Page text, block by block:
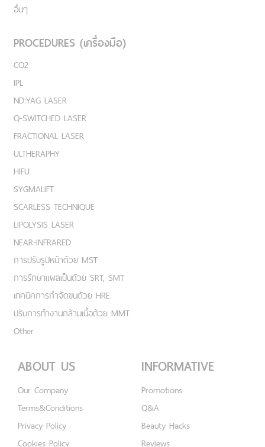
อื่นๆ
PROCEDURES (เครื่องมือ)
CO2
IPL
ND:YAG LASER
Q-SWITCHED LASER
FRACTIONAL LASER
ULTHERAPHY
HIFU
SYGMALIFT
SCARLESS TECHNIQUE
LIPOLYSIS LASER
NEAR-INFRARED
การปรับรูปหน้าด้วย MST
การรักษาแผลเป็นด้วย SRT, SMT
เทคนิคการกำจัดขนด้วย HRE
ปรับการทำงานกล้ามเนื้อด้วย MMT
Other
ABOUT US
Our Company
Terms&Conditions
Privacy Policy
Cookies Policy
INFORMATIVE
Promotions
Q&A
Beauty Hacks
Reviews